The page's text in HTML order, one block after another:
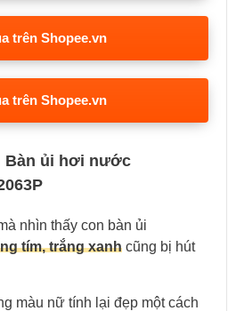
trên Shopee.vn
trên Shopee.vn
Bàn ủi hơi nước
nhìn thấy con bàn ủi
tím, trắng xanh cũng bị hút
màu nữ tính lại đẹp một cách